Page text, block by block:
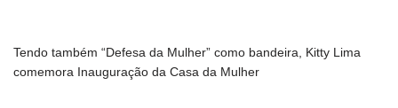
Tendo também “Defesa da Mulher” como bandeira, Kitty Lima
comemora Inauguração da Casa da Mulher